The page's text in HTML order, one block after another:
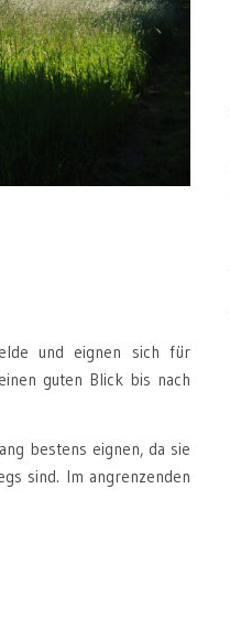
und eignen sich für
guten Blick bis nach
bestens eignen, da sie
sind. Im angrenzenden